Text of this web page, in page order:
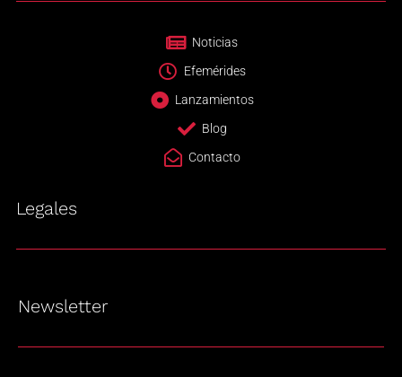
Noticias
Efemérides
Lanzamientos
Blog
Contacto
Legales
Newsletter